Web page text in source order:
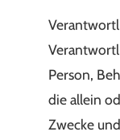
Person,
die allein
Zwecke